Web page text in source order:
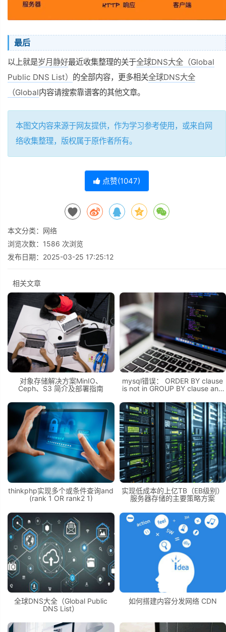
最后
以上就是岁月静好最近收集整理的关于全球DNS大全（Global
Public DNS List） 的全部内容，更多相关全球DNS大全
（Global内容请搜索靠谱客的其他文章。
本图文内容来源于网友提供，作为学习参考使用，或来自网
络收集整理，版权属于原作者所有。
点赞(1047)
本文分类： 网络
浏览次数： 1586 次浏览
发布日期：2025-03-25 17:25:12
相关文章
对象存储解决方案MinIO、
Ceph、S3 简介及部署指南
mysql错误： ORDER BY clause
is not in GROUP BY clause and
column
thinkphp实现多个或条件查询and
(rank 1 OR rank2 1)
实现低成本的上亿TB（EB级别）
服务器存储的主要策略方案
全球DNS大全（Global Public
DNS List）
如何搭建内容分发网络 CDN